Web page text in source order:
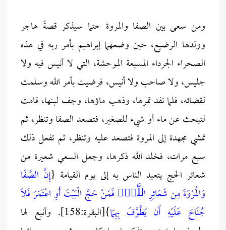
ومن سعى بين الصفا والمروة حتما سيذكر قصةَ هاجر
وولدها الرضيع، حين وضعهما إبراهيم بأمر ربه في هذه
الصحراء الجرداء المسبعة الموحشة، التي لا أنيس فيه ولا
جليس، ولا صاحب ولا أنيس، فرضيت بأمر الله وسلمت
لقضائه، فلما نفد تمرها، وذهب ماؤها، وجف لبنها، قامت
لتبحث عن ماء أو شيء للصغير، فتصعد الصفا وتنظر، ثم
تمشي مجهدة إلى المروة فتصعد عليه وتنظر، ثم تفعل ذلك
سبع مرات، فخلد الله ذكرها، وجعل السعي شعيرة من
شعائر الحج يتعبد الناس به إلى يوم القيامة {إِنَّ الصَّفَا
وَالْمَرْوَةَ مِن شَعَائِرِ اللَّهِۖ فَمَنْ حَجَّ الْبَيْتَ أَوِ اعْتَمَرَ فَلَا
جُنَاحَ عَلَيْهِ أَن يَطَّوَّفَ بِهِمَا
}[البقرة:158]. وأنبع لها